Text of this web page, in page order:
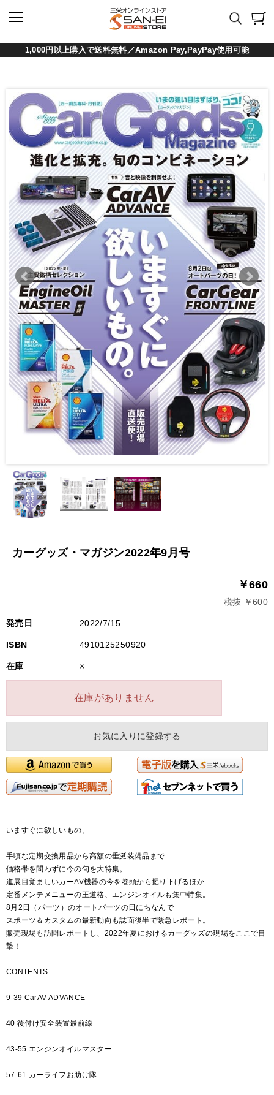
1,000円以上購入で送料無料／Amazon Pay,PayPay使用可能
カーグッズ・マガジン2022年9月号
￥660
税抜 ￥600
発売日 2022/7/15
ISBN 4910125250920
在庫 ×
在庫がありません
お気に入りに登録する
いますぐに欲しいもの。
手頃な定期交換用品から高額の垂涎装備品まで
価格帯を問わずに今の旬を大特集。
進展目覚ましいカーAV機器の今を巻頭から掘り下げるほか
定番メンテメニューの王道格、エンジンオイルも集中特集。
8月2日（パーツ）のオートパーツの日にちなんで
スポーツ＆カスタムの最新動向も誌面後半で緊急レポート。
販売現場も訪問レポートし、2022年夏におけるカーグッズの現場をここで目
撃！
CONTENTS
9-39 CarAV ADVANCE
40 後付け安全装置最前線
43-55 エンジンオイルマスター
57-61 カーライフお助け隊